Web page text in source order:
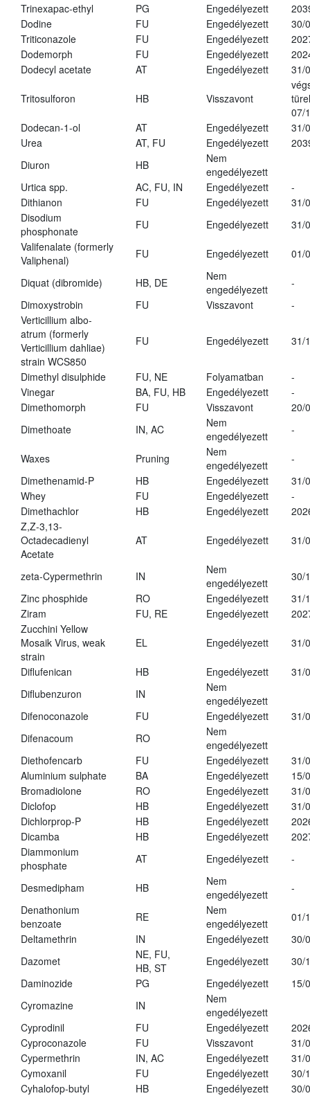
Trinexapac-ethyl PG Engedélyezett
Dodine
FU Engedélyezett
30/
Triticonazole
FU Engedélyezett
Dodemorph
FU Engedélyezett
Dodecyl acetate
AT Engedélyezett 31/
Tritosulforon HB Visszavont
07/
Dodecan-1-ol
AT Engedélyezett
31/
Urea
AT, FU Engedélyezett
Diuron
HB
Nem
engedélyezett
Urtica spp.
AC, FU, IN Engedélyezett
-
Dithianon
FU Engedélyezett
31/
Disodium
phosphonate
FU Engedélyezett
31/
Valifenalate (formerly
Valiphenal)
FU Engedélyezett 01/
Diquat (dibromide) HB, DE
Nem
engedélyezett
-
Dimoxystrobin
FU Visszavont
-
Verticillium albo-
atrum (formerly
Verticillium dahliae)
strain WCS850
FU Engedélyezett 31/
Dimethyl disulphide FU, NE Folyamatban
-
Vinegar
BA, FU, HB Engedélyezett
-
Dimethomorph
FU Visszavont
20/
Dimethoate
IN, AC
Nem
engedélyezett
-
Waxes Pruning
Nem
engedélyezett
-
Dimethenamid-P
HB Engedélyezett
31/
Whey
FU Engedélyezett
-
Dimethachlor
HB Engedélyezett
Z,Z-3,13-
Octadecadienyl
Acetate
AT Engedélyezett 31/
zeta-Cypermethrin IN
Nem
engedélyezett
30/
Zinc phosphide
RO Engedélyezett
31/
Ziram
FU, RE Engedélyezett
Zucchini Yellow
Mosaik Virus, weak
strain
EL Engedélyezett 31/
Diflufenican HB Engedélyezett
31/
Diflubenzuron
IN
Nem
engedélyezett
Difenoconazole
FU Engedélyezett
31/
Difenacoum
RO
Nem
engedélyezett
Diethofencarb
FU Engedélyezett
31/
Aluminium sulphate
BA Engedélyezett
15/
Bromadiolone
RO Engedélyezett
31/
Diclofop
HB Engedélyezett
31/
Dichlorprop-P
HB Engedélyezett
Dicamba
HB Engedélyezett
Diammonium
phosphate
AT Engedélyezett -
Desmedipham HB
Nem
engedélyezett
-
Denathonium
benzoate
RE
Nem
engedélyezett
01/
Deltamethrin
IN Engedélyezett
30/
Dazomet
NE, FU,
HB, ST
Engedélyezett
30/
Daminozide
PG Engedélyezett
15/
Cyromazine
IN
Nem
engedélyezett
Cyprodinil
FU Engedélyezett
Cyproconazole
FU Visszavont
31/
Cypermethrin
IN, AC Engedélyezett
31/
Cymoxanil
FU Engedélyezett
30/
Cyhalofop-butyl
HB Engedélyezett
30/